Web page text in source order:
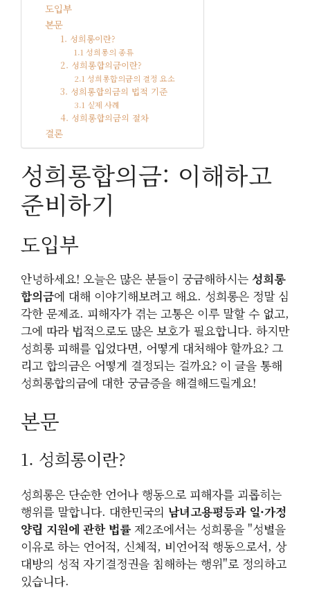
도입부
본문
1. 성희롱이란?
1.1 성희롱의 종류
2. 성희롱합의금이란?
2.1 성희롱합의금의 결정 요소
3. 성희롱합의금의 법적 기준
3.1 실제 사례
4. 성희롱합의금의 절차
결론
성희롱합의금: 이해하고
준비하기
도입부
안녕하세요! 오늘은 많은 분들이 궁금해하시는 성희롱
합의금에 대해 이야기해보려고 해요. 성희롱은 정말 심
각한 문제죠. 피해자가 겪는 고통은 이루 말할 수 없고,
그에 따라 법적으로도 많은 보호가 필요합니다. 하지만
성희롱 피해를 입었다면, 어떻게 대처해야 할까요? 그
리고 합의금은 어떻게 결정되는 걸까요? 이 글을 통해
성희롱합의금에 대한 궁금증을 해결해드릴게요!
본문
1. 성희롱이란?
성희롱은 단순한 언어나 행동으로 피해자를 괴롭히는
행위를 말합니다. 대한민국의 남녀고용평등과 일·가정
양립 지원에 관한 법률 제2조에서는 성희롱을 "성별을
이유로 하는 언어적, 신체적, 비언어적 행동으로서, 상
대방의 성적 자기결정권을 침해하는 행위"로 정의하고
있습니다.